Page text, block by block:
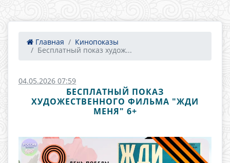
Главная
Кинопоказы
Бесплатный показ худож...
04.05.2026 07:59
БЕСПЛАТНЫЙ ПОКАЗ
ХУДОЖЕСТВЕННОГО ФИЛЬМА "ЖДИ
МЕНЯ" 6+